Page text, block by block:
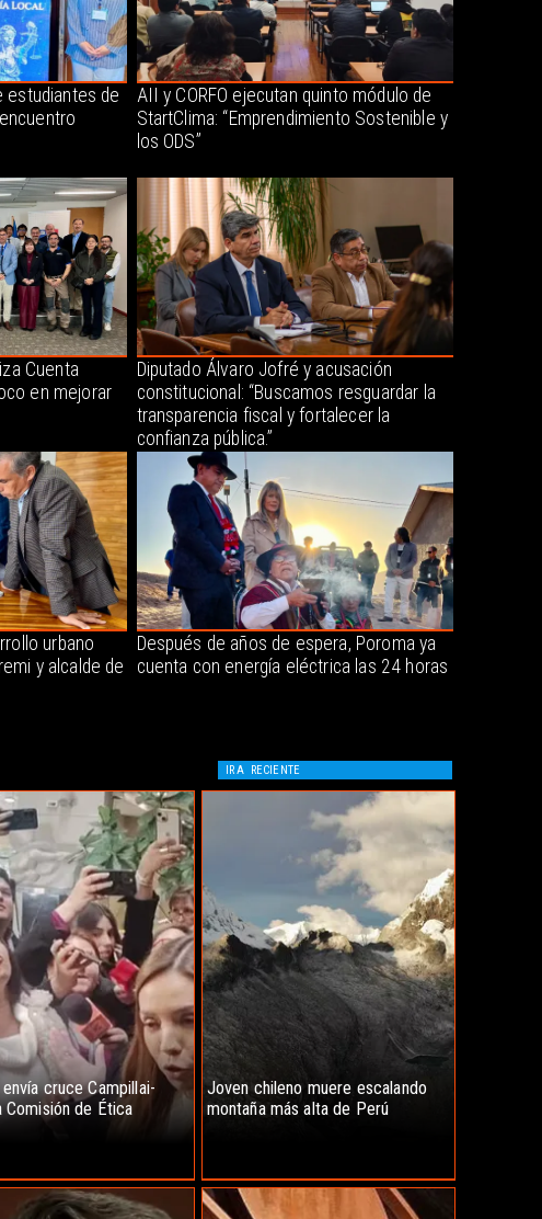
estudiantes de
AII y CORFO ejecutan quinto módulo de
StartClima: “Emprendimiento Sostenible y
los ODS”
Cuenta
en mejorar
Diputado Álvaro Jofré y acusación
constitucional: “Buscamos resguardar la
transparencia fiscal y fortalecer la
confianza pública.”
urbano
y alcalde de
Después de años de espera, Poroma ya
cuenta con energía eléctrica las 24 horas
cruce Campillai-
Comisión de Ética
Joven chileno muere escalando
montaña más alta de Perú
IR A RECIENTE